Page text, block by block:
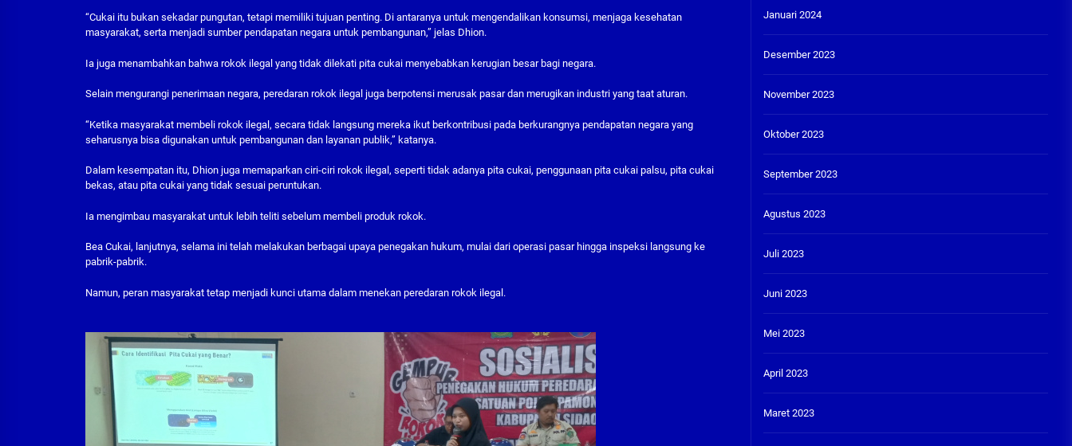
“Cukai itu bukan sekadar pungutan, tetapi memiliki tujuan penting. Di antaranya untuk mengendalikan konsumsi, menjaga kesehatan
masyarakat, serta menjadi sumber pendapatan negara untuk pembangunan,” jelas Dhion.
Ia juga menambahkan bahwa rokok ilegal yang tidak dilekati pita cukai menyebabkan kerugian besar bagi negara.
Selain mengurangi penerimaan negara, peredaran rokok ilegal juga berpotensi merusak pasar dan merugikan industri yang taat aturan.
“Ketika masyarakat membeli rokok ilegal, secara tidak langsung mereka ikut berkontribusi pada berkurangnya pendapatan negara yang
seharusnya bisa digunakan untuk pembangunan dan layanan publik,” katanya.
Dalam kesempatan itu, Dhion juga memaparkan ciri-ciri rokok ilegal, seperti tidak adanya pita cukai, penggunaan pita cukai palsu, pita cukai
bekas, atau pita cukai yang tidak sesuai peruntukan.
Ia mengimbau masyarakat untuk lebih teliti sebelum membeli produk rokok.
Bea Cukai, lanjutnya, selama ini telah melakukan berbagai upaya penegakan hukum, mulai dari operasi pasar hingga inspeksi langsung ke
pabrik-pabrik.
Namun, peran masyarakat tetap menjadi kunci utama dalam menekan peredaran rokok ilegal.
Januari 2024
Desember 2023
November 2023
Oktober 2023
September 2023
Agustus 2023
Juli 2023
Juni 2023
Mei 2023
April 2023
Maret 2023